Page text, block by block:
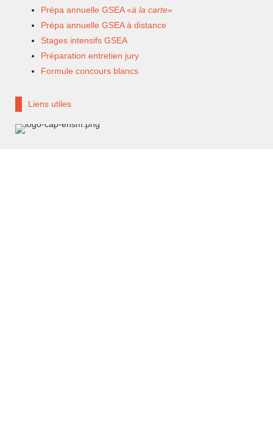
Prépa annuelle GSEA «à la carte»
Prépa annuelle GSEA à distance
Stages intensifs GSEA
Préparation entretien jury
Formule concours blancs
Liens utiles